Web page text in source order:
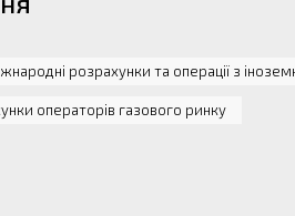
розрахунки та операції з
операторів газового ринку